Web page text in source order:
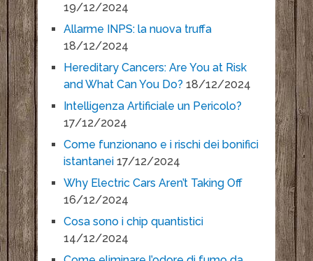
19/12/2024
Allarme INPS: la nuova truffa
18/12/2024
Hereditary Cancers: Are You at Risk
and What Can You Do? 18/12/2024
Intelligenza Artificiale un Pericolo?
17/12/2024
Come funzionano e i rischi dei bonifici
istantanei 17/12/2024
Why Electric Cars Aren’t Taking Off
16/12/2024
Cosa sono i chip quantistici
14/12/2024